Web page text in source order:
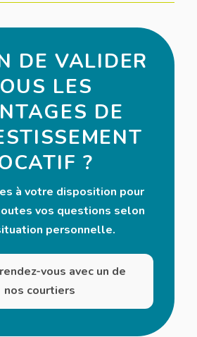
DE VALIDER
LES
DE
?
à votre disposition pour
vos questions selon
personnelle.
vous avec un de
nos courtiers